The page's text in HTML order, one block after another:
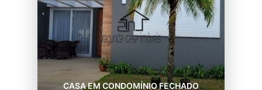
CASA EM CONDOMÍNIO FECHADO